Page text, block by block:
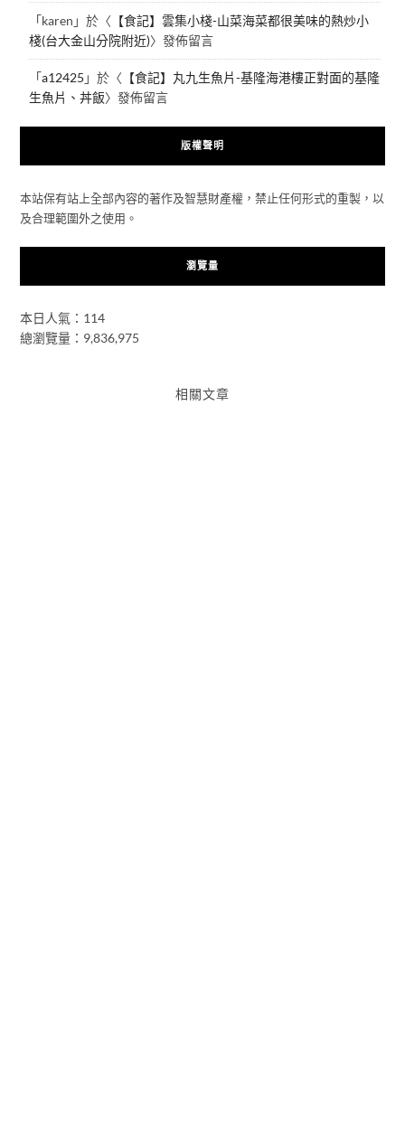
「karen 」於〈 【食記】雲集小棧-山菜海菜都很美味的熱炒小
棧(台大金山分院附近)〉發佈留言
「a12425 」於〈 【食記】丸九生魚片-基隆海港樓正對面的基隆
生魚片、丼飯〉發佈留言
版權聲明
本站保有站上全部內容的著作及智慧財產權，禁止任何形式的重製，以
及合理範圍外之使用。
瀏覽量
本日人氣：114
總瀏覽量：9,836,975
相關文章